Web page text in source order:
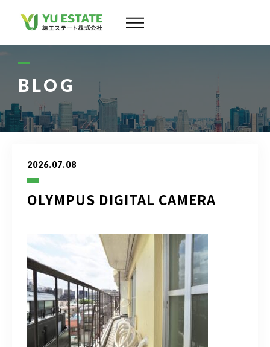
BLOG
2026.07.08
OLYMPUS DIGITAL CAMERA
物件情報
お客様の声
よくある質問
ブログ
アクセス